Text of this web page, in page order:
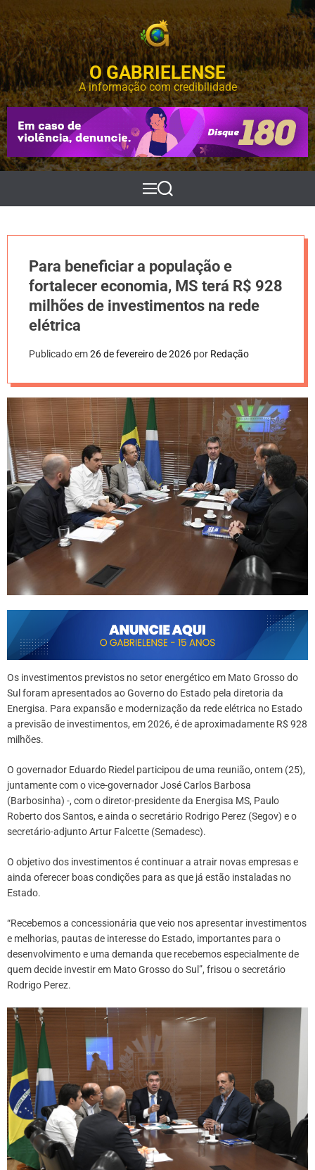
k
p
t
o
c
o
n
t
e
O GABRIELENSE
A informação com credibilidade
M
e
P
e
s
r
Para beneficiar a população e
fortalecer economia, MS terá R$ 928
milhões de investimentos na rede
elétrica
Publicado em26 de fevereiro de 2026 por Redação
Os investimentos previstos no setor energético em Mato Grosso do
Sul foram apresentados ao Governo do Estado pela diretoria da
Energisa. Para expansão e modernização da rede elétrica no Estado
a previsão de investimentos, em 2026, é de aproximadamente R$ 928
milhões.
O governador Eduardo Riedel participou de uma reunião, ontem (25),
juntamente com o vice-governador José Carlos Barbosa
(Barbosinha) -, com o diretor-presidente da Energisa MS, Paulo
Roberto dos Santos, e ainda o secretário Rodrigo Perez (Segov) e o
secretário-adjunto Artur Falcette (Semadesc).
O objetivo dos investimentos é continuar a atrair novas empresas e
ainda oferecer boas condições para as que já estão instaladas no
Estado.
“Recebemos a concessionária que veio nos apresentar investimentos
e melhorias, pautas de interesse do Estado, importantes para o
desenvolvimento e uma demanda que recebemos especialmente de
quem decide investir em Mato Grosso do Sul”, frisou o secretário
Rodrigo Perez.